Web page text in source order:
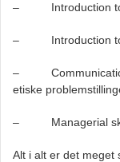
– Introduction to
– Introduction to
– Communication,
etiske
– Managerial
Alt i alt er det